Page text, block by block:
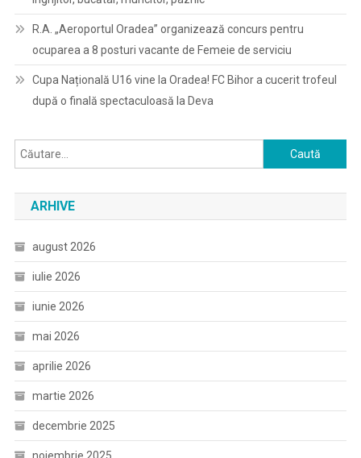
R.A. „Aeroportul Oradea” organizează concurs pentru
ocuparea a 8 posturi vacante de Femeie de serviciu
Cupa Națională U16 vine la Oradea! FC Bihor a cucerit trofeul
după o finală spectaculoasă la Deva
Caută
după:
ARHIVE
august 2026
iulie 2026
iunie 2026
mai 2026
aprilie 2026
martie 2026
decembrie 2025